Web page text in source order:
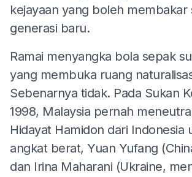
kejayaan yang boleh membakar
generasi baru.
Ramai menyangka bola sepak
yang membuka ruang
Sebenarnya tidak. Pada Sukan
1998, Malaysia pernah
Hidayat Hamidon dari Indonesia
angkat berat, Yuan Yufang
dan Irina Maharani (Ukraine,